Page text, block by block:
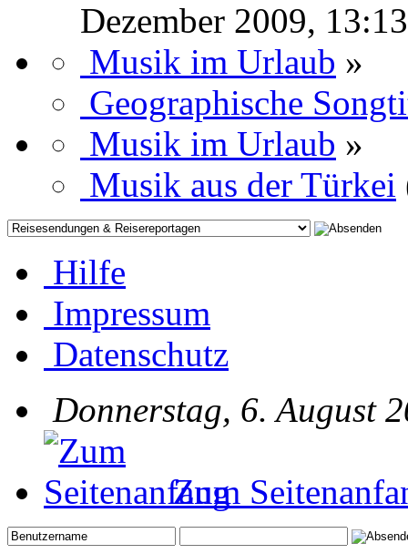
Dezember 2009,
Musik im Urlaub »
Geographische
Musik im Urlaub »
Musik aus der Türkei
Hilfe
Impressum
Datenschutz
Donnerstag, 6. August
Zum